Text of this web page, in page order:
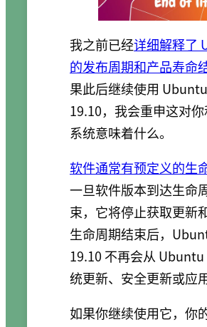
我之前已经详细解释了
的发布周期和产品寿命
果此后继续使用 Ubuntu
19.10，我会重申这对
系统意味着什么。
软件通常有预定义的生
一旦软件版本到达生命
束，它将停止获取更新
生命周期结束后，
19.10 不再会从 Ubuntu
统更新、安全更新或应
如果你继续使用它，你